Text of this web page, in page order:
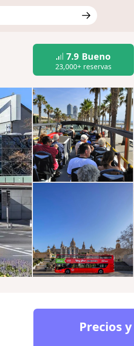
7.9 Bueno
23,000+ reservas
Precios